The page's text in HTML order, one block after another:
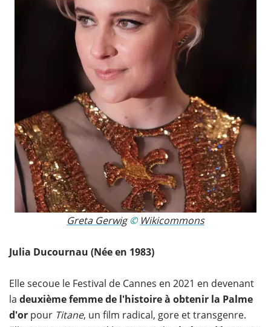
Greta Gerwig​ © Wikicommons
Julia Ducournau (Née en 1983)
Elle secoue le Festival de Cannes en 2021 en devenant
la deuxième femme de l'histoire à obtenir la Palme
d'or pour Titane, un film radical, gore et transgenre.